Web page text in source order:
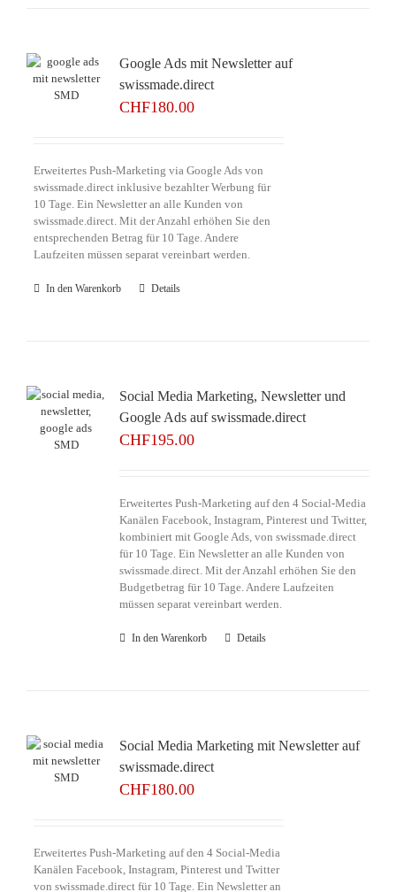
Google Ads mit Newsletter auf
swissmade.direct
CHF180.00
Erweitertes Push-Marketing via Google Ads von
swissmade.direct inklusive bezahlter Werbung für
10 Tage. Ein Newsletter an alle Kunden von
swissmade.direct. Mit der Anzahl erhöhen Sie den
entsprechenden Betrag für 10 Tage. Andere
Laufzeiten müssen separat vereinbart werden.
In den Warenkorb Details
Social Media Marketing, Newsletter und
Google Ads auf swissmade.direct
CHF195.00
Erweitertes Push-Marketing auf den 4 Social-Media
Kanälen Facebook, Instagram, Pinterest und Twitter,
kombiniert mit Google Ads, von swissmade.direct
für 10 Tage. Ein Newsletter an alle Kunden von
swissmade.direct. Mit der Anzahl erhöhen Sie den
Budgetbetrag für 10 Tage. Andere Laufzeiten
müssen separat vereinbart werden.
In den Warenkorb Details
Social Media Marketing mit Newsletter auf
swissmade.direct
CHF180.00
Erweitertes Push-Marketing auf den 4 Social-Media
Kanälen Facebook, Instagram, Pinterest und Twitter
von swissmade.direct für 10 Tage. Ein Newsletter an